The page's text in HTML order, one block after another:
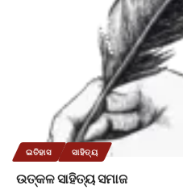
ଇତିହାସ ସାହିତ୍ୟ
ଉତ୍କଳ ସାହିତ୍ୟ ସମାଜ